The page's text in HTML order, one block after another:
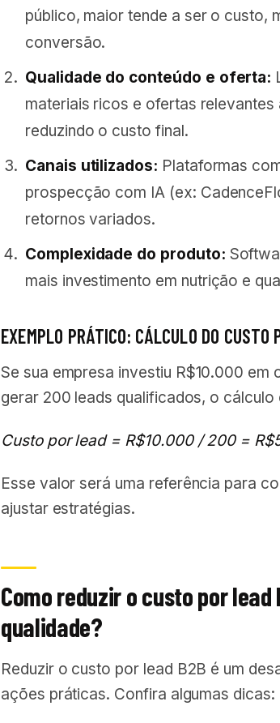
público, maior tende a ser o custo,
conversão.
Qualidade do conteúdo e oferta:
materiais ricos e ofertas
reduzindo o custo final.
Canais utilizados: Plataformas
prospecção com IA (ex:
retornos variados.
Complexidade do produto:
mais investimento em nutrição e
EXEMPLO PRÁTICO: CÁLCULO DO CUSTO
Se sua empresa investiu R$10.000 em
gerar 200 leads qualificados, o cálculo
Custo por lead = R$10.000 / 200 =
Esse valor será uma referência para
ajustar estratégias.
Como reduzir o custo por lead
qualidade?
Reduzir o custo por lead B2B é um
ações práticas. Confira algumas dicas: